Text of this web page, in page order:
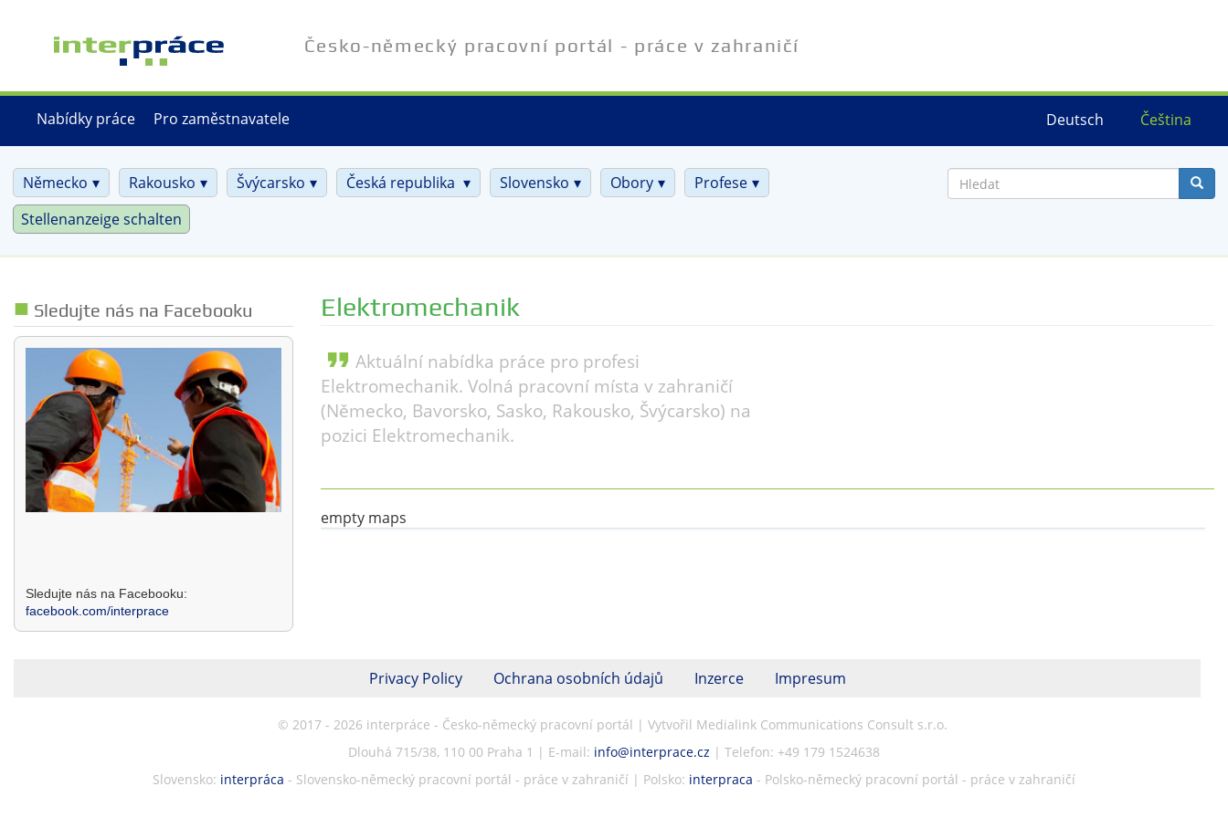
hlavnímu
Čeština
Deutsch
Česko-německý pracovní portál - práce v zahraničí
Nabídky práce Pro zaměstnavatele
Německo Rakousko Švýcarsko Česká republika Slovensko Obory
Profese
Stellenanzeige schalten
Sledujte nás na Facebooku
Sledujte nás na Facebooku:
facebook.com/interprace
Elektromechanik
format_quote Aktuální nabídka práce pro profesi
Elektromechanik. Volná pracovní místa v zahraničí
(Německo, Bavorsko, Sasko, Rakousko, Švýcarsko) na
pozici Elektromechanik.
empty maps
Privacy Policy Ochrana osobních údajů Inzerce Impresum
© 2017 - 2026 interpráce - Česko-německý pracovní portál | Vytvořil Medialink Communications Consult s.r.o.
Dlouhá 715/38, 110 00 Praha 1 | E-mail: info@interprace.cz | Telefon: +49 179 1524638
Slovensko: interpráca - Slovensko-německý pracovní portál - práce v zahraničí | Polsko: interpraca - Polsko-německý pracovní portál - práce v zahraničí